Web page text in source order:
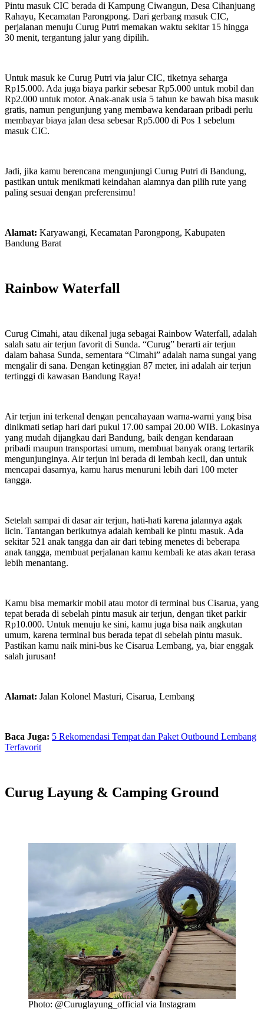
Pintu masuk CIC berada di Kampung Ciwangun, Desa Cihanjuang
Rahayu, Kecamatan Parongpong. Dari gerbang masuk CIC,
perjalanan menuju Curug Putri memakan waktu sekitar 15 hingga
30 menit, tergantung jalur yang dipilih.
Untuk masuk ke Curug Putri via jalur CIC, tiketnya seharga
Rp15.000. Ada juga biaya parkir sebesar Rp5.000 untuk mobil dan
Rp2.000 untuk motor. Anak-anak usia 5 tahun ke bawah bisa masuk
gratis, namun pengunjung yang membawa kendaraan pribadi perlu
membayar biaya jalan desa sebesar Rp5.000 di Pos 1 sebelum
masuk CIC.
Jadi, jika kamu berencana mengunjungi Curug Putri di Bandung,
pastikan untuk menikmati keindahan alamnya dan pilih rute yang
paling sesuai dengan preferensimu!
Alamat: Karyawangi, Kecamatan Parongpong, Kabupaten
Bandung Barat
Rainbow Waterfall
Curug Cimahi, atau dikenal juga sebagai Rainbow Waterfall, adalah
salah satu air terjun favorit di Sunda. “Curug” berarti air terjun
dalam bahasa Sunda, sementara “Cimahi” adalah nama sungai yang
mengalir di sana. Dengan ketinggian 87 meter, ini adalah air terjun
tertinggi di kawasan Bandung Raya!
Air terjun ini terkenal dengan pencahayaan warna-warni yang bisa
dinikmati setiap hari dari pukul 17.00 sampai 20.00 WIB. Lokasinya
yang mudah dijangkau dari Bandung, baik dengan kendaraan
pribadi maupun transportasi umum, membuat banyak orang tertarik
mengunjunginya. Air terjun ini berada di lembah kecil, dan untuk
mencapai dasarnya, kamu harus menuruni lebih dari 100 meter
tangga.
Setelah sampai di dasar air terjun, hati-hati karena jalannya agak
licin. Tantangan berikutnya adalah kembali ke pintu masuk. Ada
sekitar 521 anak tangga dan air dari tebing menetes di beberapa
anak tangga, membuat perjalanan kamu kembali ke atas akan terasa
lebih menantang.
Kamu bisa memarkir mobil atau motor di terminal bus Cisarua, yang
tepat berada di sebelah pintu masuk air terjun, dengan tiket parkir
Rp10.000. Untuk menuju ke sini, kamu juga bisa naik angkutan
umum, karena terminal bus berada tepat di sebelah pintu masuk.
Pastikan kamu naik mini-bus ke Cisarua Lembang, ya, biar enggak
salah jurusan!
Alamat: Jalan Kolonel Masturi, Cisarua, Lembang
Baca Juga: 5 Rekomendasi Tempat dan Paket Outbound Lembang
Terfavorit
Curug Layung & Camping Ground
Photo: @Curuglayung_official via Instagram